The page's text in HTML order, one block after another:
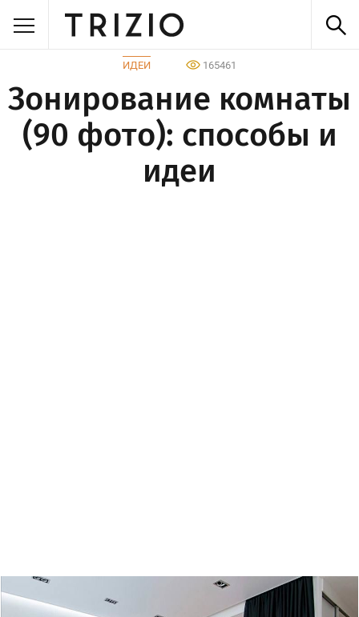
ИДЕИ 165461
Зонирование комнаты
(90 фото): способы и
идеи